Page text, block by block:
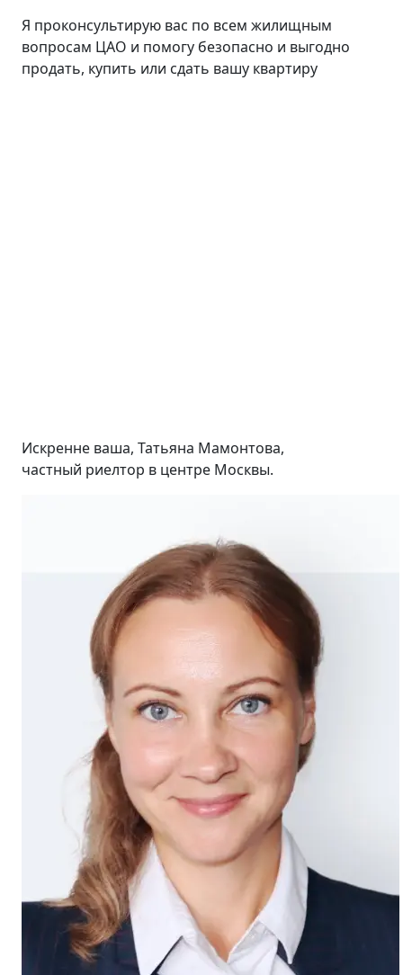
Я проконсультирую вас по всем жилищным
вопросам ЦАО и помогу безопасно и выгодно
продать, купить или сдать вашу квартиру
Искренне ваша, Татьяна Мамонтова,
частный риелтор в центре Москвы.